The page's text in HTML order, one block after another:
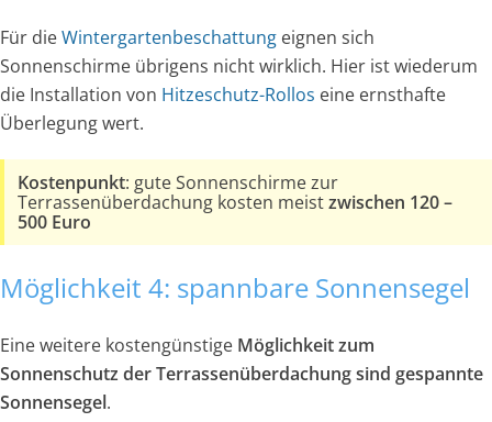
Für dieWintergartenbeschattung eignen sich
Sonnenschirme übrigens nicht wirklich. Hier ist wiederum
die Installation von Hitzeschutz-Rollos eine ernsthafte
Überlegung wert.
Kostenpunkt: gute Sonnenschirme zur
Terrassenüberdachung kosten meistzwischen 120 –
500 Euro
Möglichkeit 4: spannbare Sonnensegel
Eine weitere kostengünstige Möglichkeit zum
Sonnenschutz der Terrassenüberdachung sind gespannte
Sonnensegel.